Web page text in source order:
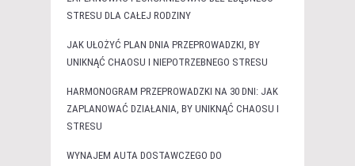
STRESU DLA CAŁEJ RODZINY
JAK UŁOŻYĆ PLAN DNIA PRZEPROWADZKI, BY
UNIKNĄĆ CHAOSU I NIEPOTRZEBNEGO STRESU
HARMONOGRAM PRZEPROWADZKI NA 30 DNI: JAK
ZAPLANOWAĆ DZIAŁANIA, BY UNIKNĄĆ CHAOSU I
STRESU
WYNAJEM AUTA DOSTAWCZEGO DO